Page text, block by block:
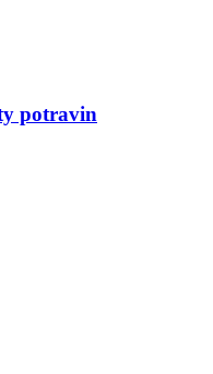
potravin